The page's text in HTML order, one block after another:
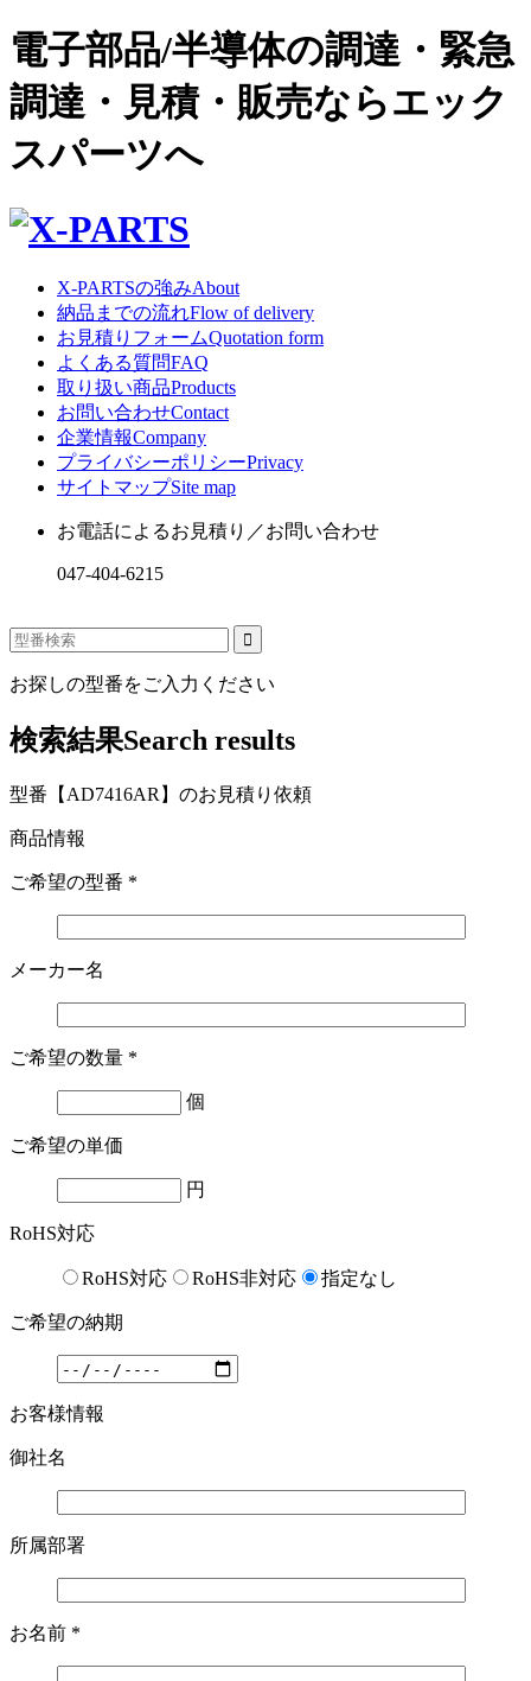
電子部品/半導体の調達・緊急
調達・見積・販売ならエック
スパーツへ
X-PARTSの強みAbout
納品までの流れFlow of delivery
お見積りフォームQuotation form
よくある質問FAQ
取り扱い商品Products
お問い合わせContact
企業情報Company
プライバシーポリシーPrivacy
サイトマップSite map
お電話によるお見積り／お問い合わせ
047-404-6215
お探しの型番をご入力ください
検索結果Search results
型番【AD7416AR】のお見積り依頼
商品情報
ご希望の型番 *
メーカー名
ご希望の数量 *
個
ご希望の単価
円
RoHS対応
RoHS対応 RoHS非対応 指定なし
ご希望の納期
お客様情報
御社名
所属部署
お名前 *